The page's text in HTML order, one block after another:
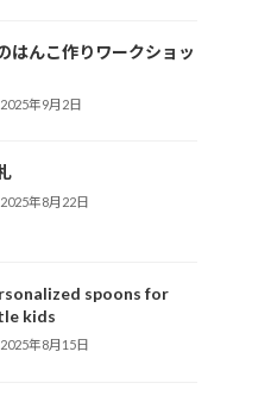
はんこ作りワークショッ
2025年9月2日
2025年8月22日
spoons for
kids
2025年8月15日